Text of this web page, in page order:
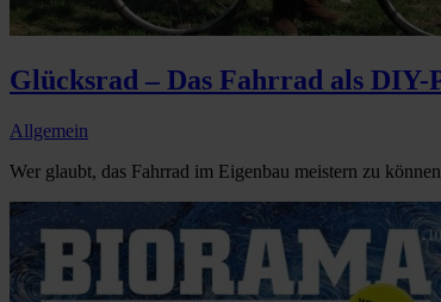
Glücksrad – Das Fahrrad als
Allgemein
Wer glaubt, das Fahrrad im Eigenbau meistern zu